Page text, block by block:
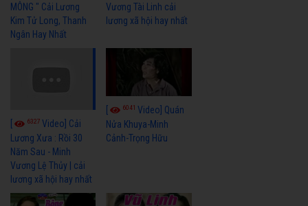
MÔNG " Cải Lương
Kim Tử Long, Thanh
Ngân Hay Nhất
Vương Tài Linh cải
lương xã hội hay nhất
6327 Video] Cải
Lương Xưa : Rồi 30
Năm Sau - Minh
Vương Lệ Thủy | cải
lương xã hội hay nhất
[ 6041Video] Quán
Nửa Khuya-Minh
Cảnh-Trọng Hữu